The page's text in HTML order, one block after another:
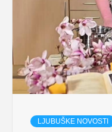
LJUBUŠKE NOVOSTI